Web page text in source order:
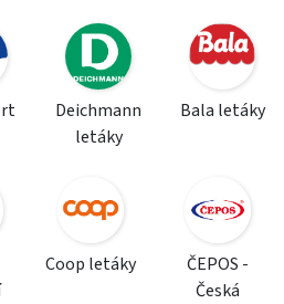
Deichmann
letáky
Bala letáky
Coop letáky
ČEPOS -
Česká